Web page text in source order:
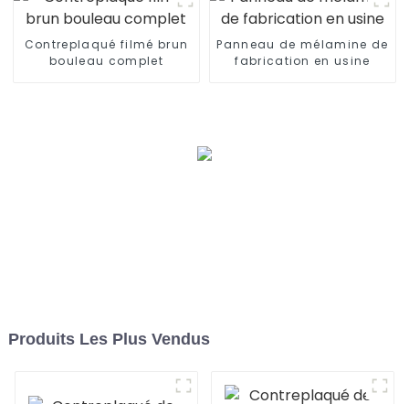
Contreplaqué filmé brun
bouleau complet
Panneau de mélamine de
fabrication en usine
Produits Les Plus Vendus